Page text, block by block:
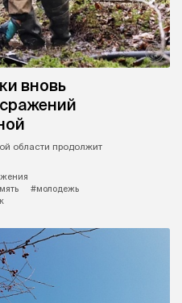
вновь
области продолжит
#молодежь